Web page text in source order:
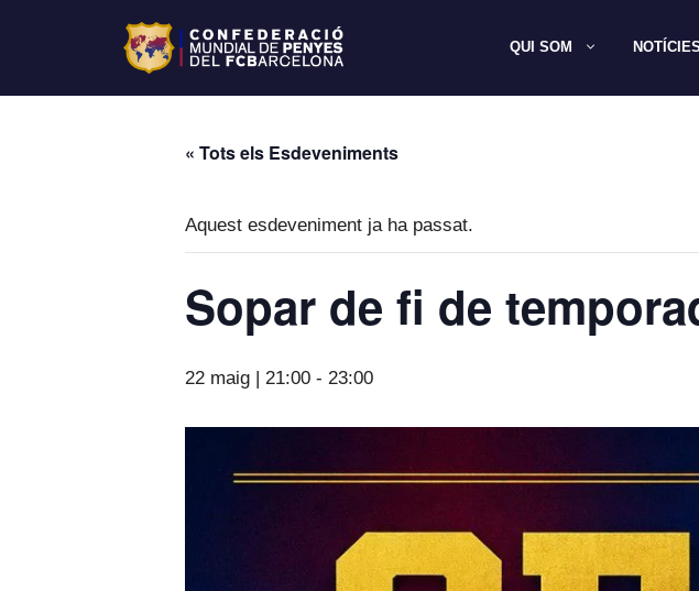
QUI SOM NOTÍCIES
« Tots els Esdeveniments
Aquest esdeveniment ja ha passat.
Sopar de fi de
22 maig | 21:00 - 23:00